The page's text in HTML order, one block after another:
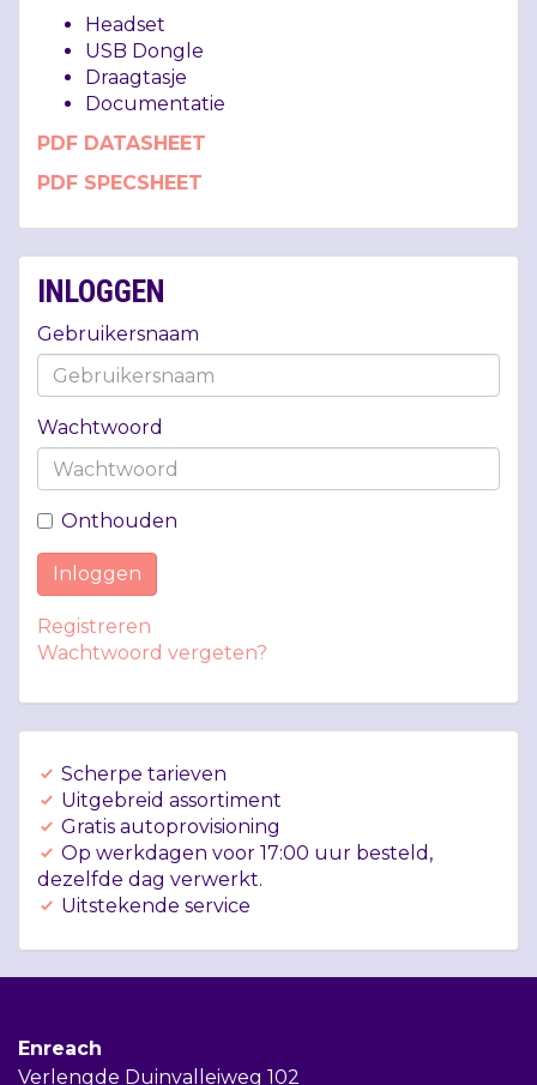
Headset
USB Dongle
Draagtasje
Documentatie
PDF DATASHEET
PDF SPECSHEET
INLOGGEN
Gebruikersnaam
Wachtwoord
Onthouden
Inloggen
Registreren
Wachtwoord vergeten?
Scherpe tarieven
Uitgebreid assortiment
Gratis autoprovisioning
Op werkdagen voor 17:00 uur besteld,
dezelfde dag verwerkt.
Uitstekende service
Enreach
Verlengde Duinvalleiweg 102